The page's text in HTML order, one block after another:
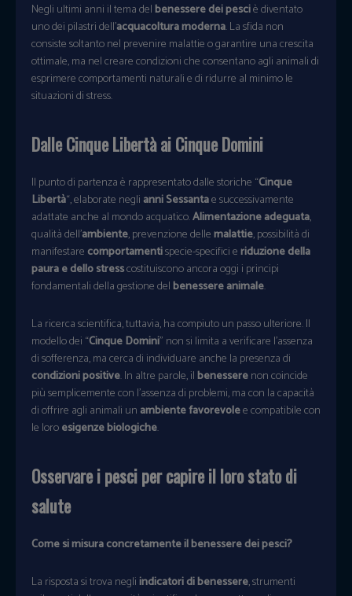
Negli ultimi anni il tema delbenessere dei pesciè diventato
uno dei pilastri dell’acquacoltura moderna. La sfida non
consiste soltanto nel prevenire malattie o garantire una crescita
ottimale, ma nel creare condizioni che consentano agli animali di
esprimere comportamenti naturali e di ridurre al minimo le
situazioni di stress.
Dalle Cinque Libertà ai Cinque Domini
Il punto di partenza è rappresentato dalle storiche “Cinque
Libertà“, elaborate negli anni Sessantae successivamente
adattate anche al mondo acquatico.Alimentazione adeguata,
qualità dell’ambiente, prevenzione dellemalattie, possibilità di
manifestarecomportamentispecie-specifici eriduzione della
paura e dello stresscostituiscono ancora oggi i principi
fondamentali della gestione delbenessere animale.
La ricerca scientifica, tuttavia, ha compiuto un passo ulteriore. Il
modello dei “Cinque Domini” non si limita a verificare l’assenza
di sofferenza, ma cerca di individuare anche la presenza di
condizioni positive. In altre parole, ilbenesserenon coincide
più semplicemente con l’assenza di problemi, ma con la capacità
di offrire agli animali un ambiente favorevolee compatibile con
le loroesigenze biologiche.
Osservare i pesci per capire il loro stato di
salute
Come si misura concretamente il benessere dei pesci?
La risposta si trova negliindicatori di benessere, strumenti